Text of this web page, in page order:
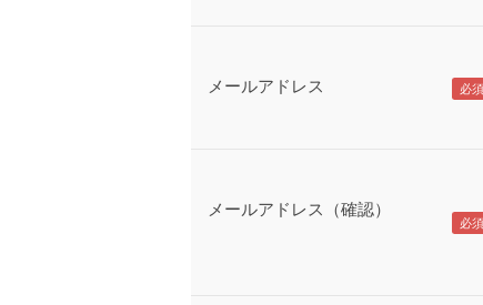
メールアドレス
メールアドレス（確認）